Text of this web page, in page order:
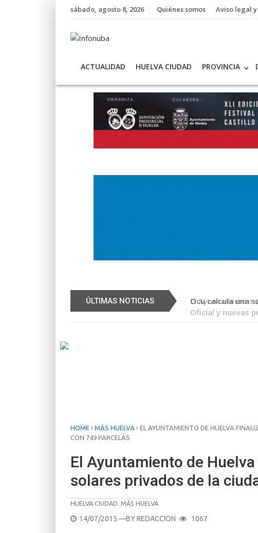
sábado, agosto 8, 2026 Quiénes somos Aviso legal
ACTUALIDAD HUELVA CIUDAD PROVINCIA
ÚLTIMAS NOTICIAS
suelo residencial, Vivienda de Protección Ocu calcula una
HOME › MÁS HUELVA › EL AYUNTAMIENTO DE HUELVA
CON 749 PARCELAS
El Ayuntamiento de
solares privados de la
HUELVA CIUDAD MÁS HUELVA
POSTED
14/07/2015 —BYREDACCION 1067